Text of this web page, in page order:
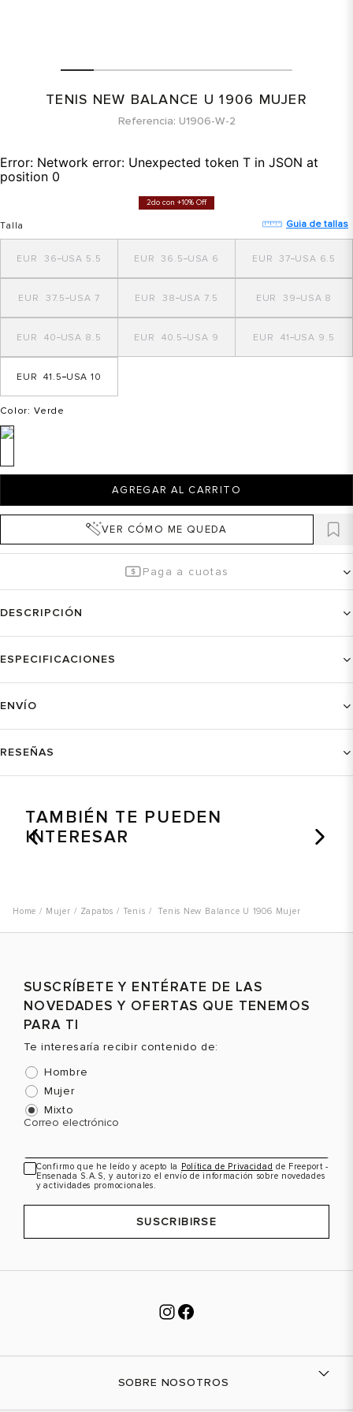
TENIS NEW BALANCE U 1906 MUJER
Referencia U1906-W-2
Error: Network error: Unexpected token T in JSON at
position 0
2do con +10% Off
Talla Guia de tallas
5.5
36 6
36.5 6.5
37
7
37.5 7.5
38 8
39
8.5
40 9
40.5 9.5
41
10
41.5
Color: Verde
AGREGAR AL CARRITO
VER CÓMO ME QUEDA
Paga a cuotas
DESCRIPCIÓN
ESPECIFICACIONES
ENVÍO
RESEÑAS
TAMBIÉN TE PUEDEN
INTERESAR
Mujer Zapatos Tenis Tenis New Balance U 1906 Mujer
SUSCRÍBETE Y ENTÉRATE DE LAS
NOVEDADES Y OFERTAS QUE TENEMOS
PARA TI
Te interesaría recibir contenido de:
Hombre
Mujer
Mixto
Correo electrónico
Confirmo que he leído y acepto la Política de Privacidad de Freeport -
Ensenada S.A.S, y autorizo el envío de información sobre novedades
y actividades promocionales.
SUSCRIBIRSE
SOBRE NOSOTROS